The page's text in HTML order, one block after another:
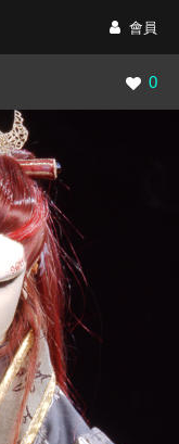
會員
瀏覽
0